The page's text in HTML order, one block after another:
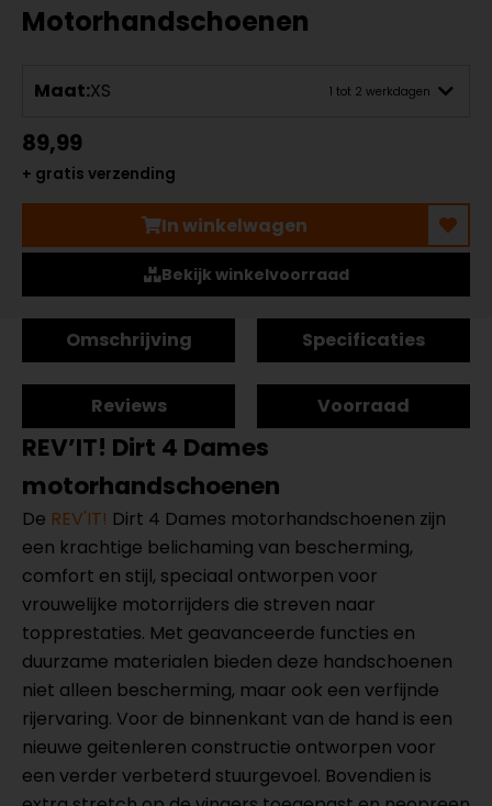
Motorhandschoenen
Maat:XS 1 tot 2 werkdagen
89,99
+ gratis verzending
In winkelwagen
Bekijk winkelvoorraad
Omschrijving Specificaties
Reviews Voorraad
REV’IT! Dirt 4 Dames
motorhandschoenen
De REV'IT! Dirt 4 Dames motorhandschoenen zijn
een krachtige belichaming van bescherming,
comfort en stijl, speciaal ontworpen voor
vrouwelijke motorrijders die streven naar
topprestaties. Met geavanceerde functies en
duurzame materialen bieden deze handschoenen
niet alleen bescherming, maar ook een verfijnde
rijervaring. Voor de binnenkant van de hand is een
nieuwe geitenleren constructie ontworpen voor
een verder verbeterd stuurgevoel. Bovendien is